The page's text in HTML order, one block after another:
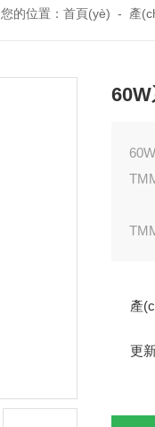
您的位置：首頁(yè) - 產
得
產
更